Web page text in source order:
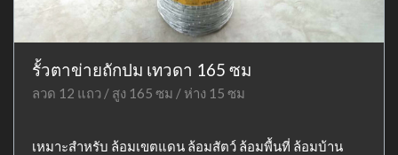
รั้วตาข่ายถักปม เทวดา 165 ซม
ลวด 12 แถว / สูง 165 ซม / ห่าง 15 ซม
เหมาะสำหรับ ล้อมเขตแดน ล้อมสัตว์ ล้อมพื้นที่ ล้อมบ้าน